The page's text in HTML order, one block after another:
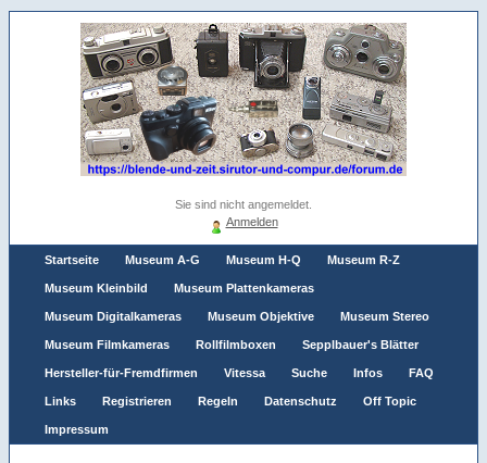
Sie sind nicht angemeldet.
Anmelden
Startseite Museum A-G Museum H-Q Museum R-Z
Museum Kleinbild Museum Plattenkameras
Museum Digitalkameras Museum Objektive Museum Stereo
Museum Filmkameras Rollfilmboxen Sepplbauer's Blätter
Hersteller-für-Fremdfirmen Vitessa Suche Infos FAQ
Links Registrieren Regeln Datenschutz Off Topic
Impressum